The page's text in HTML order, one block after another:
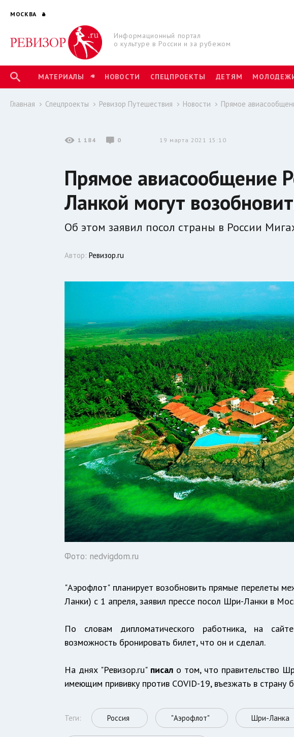
МОСКВА
Информационный портал
о культуре в России и за рубежом
МАТЕРИАЛЫ НОВОСТИ СПЕЦПРОЕКТЫ ДЕТЯМ
Главная Спецпроекты Ревизор Путешествия Новости Прямое
1 184 0 19 марта 2021 15:10
Прямое авиасообщение
Ланкой могут
Об этом заявил посол страны в России
Автор:Ревизор.ru
Фото: nedvigdom.ru
"Аэрофлот" планирует возобновить прямые перелеты
Ланки) с 1 апреля, заявил прессе посол Шри-Ланки в
По словам дипломатического работника, на
возможность бронировать билет, что он и сделал.
На днях "Ревизор.ru" писал о том, что правительство
имеющим прививку против COVID-19, въезжать в страну
Теги: Россия "Аэрофлот" Шри-Ланка